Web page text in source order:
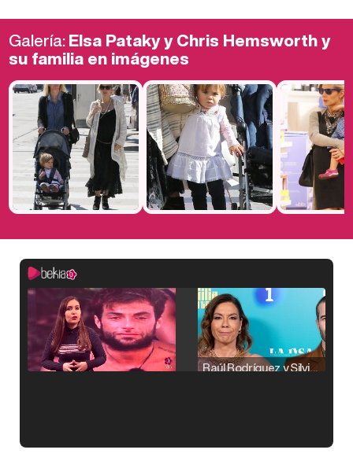
Galería:Elsa Pataky y Chris Hemsworth y
su familia en imágenes
Raúl Rodríguez y Silvia Taulés nos cuentan su papel en 'La familia de la tele'